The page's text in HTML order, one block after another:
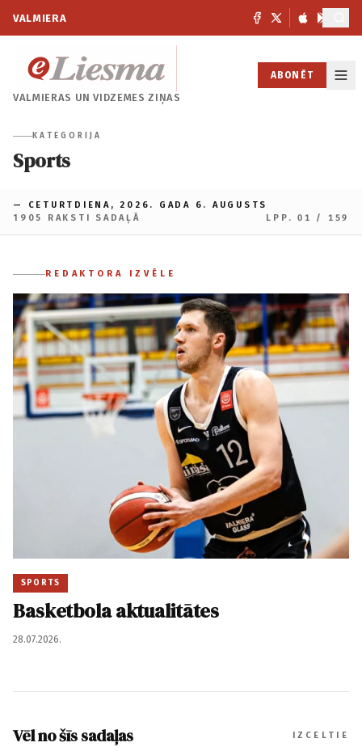
VALMIERA
VALMIERAS UNVIDZEMES ZIŅAS
ABONĒT
KATEGORIJA
Sports
— CETURTDIENA, 2026. GADA 6. AUGUSTS
1905 RAKSTI SADAĻĀ
LPP. 01 / 159
REDAKTORA IZVĒLE
SPORTS
Basketbola aktualitātes
28.07.2026.
Vēl no šīs sadaļas IZCELTIE